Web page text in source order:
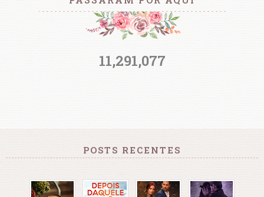
11,291,077
POSTS RECENTES